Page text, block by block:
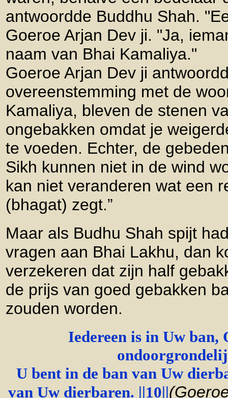
antwoordde Buddhu Shah.
Goeroe Arjan Dev ji. "Ja,
naam van Bhai Kamaliya."
Goeroe Arjan Dev ji
overeenstemming met de
Kamaliya, bleven de stenen
ongebakken omdat je
te voeden. Echter, de
Sikh kunnen niet in de wind
kan niet veranderen wat een
(bhagat) zegt.”
Maar als Budhu Shah spijt
vragen aan Bhai Lakhu, dan
verzekeren dat zijn half
de prijs van goed gebakken
zouden worden.
Iedereen is in Uw ban,
U bent in de ban van Uw
van Uw dierbaren. ||10||